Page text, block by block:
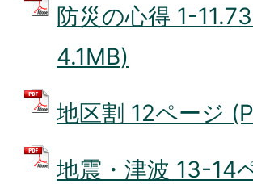
防災の心得 1-
4.1MB)
地区割 12ページ
地震・津波 13-14